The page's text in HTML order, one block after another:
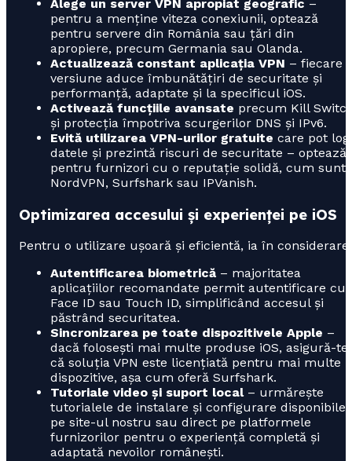
Alege un server VPN apropiat geografic –
pentru a menține viteza conexiunii, optează
pentru servere din România sau țări din
apropiere, precum Germania sau Olanda.
Actualizează constant aplicația VPN – fiecare
versiune aduce îmbunătățiri de securitate și
performanță, adaptate și la specificul iOS.
Activează funcțiile avansate precum Kill
și protecția împotriva scurgerilor DNS și IPv6.
Evită utilizarea VPN-urilor gratuite care pot
datele și prezintă riscuri de securitate – optează
pentru furnizori cu o reputație solidă, cum sunt
NordVPN, Surfshark sau IPVanish.
Optimizarea accesului și experienței pe iOS
Pentru o utilizare ușoară și eficientă, ia în considerare:
Autentificarea biometrică – majoritatea
aplicațiilor recomandate permit autentificare cu
Face ID sau Touch ID, simplificând accesul și
păstrând securitatea.
Sincronizarea pe toate dispozitivele Apple –
dacă folosești mai multe produse iOS, asigură-te
că soluția VPN este licențiată pentru mai multe
dispozitive, așa cum oferă Surfshark.
Tutoriale video și suport local– urmărește
tutorialele de instalare și configurare disponibile
pe site-ul nostru sau direct pe platformele
furnizorilor pentru o experiență completă și
adaptată nevoilor românești.